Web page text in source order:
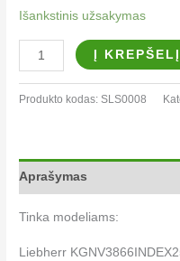
Išankstinis užsakymas
Į KREPŠELĮ
Produkto kodas:SLS0008
Aprašymas
Tinka modeliams:
Liebherr